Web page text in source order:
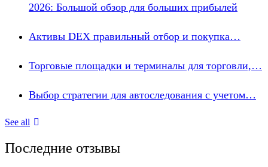
2026: Большой обзор для больших прибылей
Активы DEX правильный отбор и покупка…
Торговые площадки и терминалы для торговли,…
Выбор стратегии для автоследования с учетом…
See all
Последние отзывы